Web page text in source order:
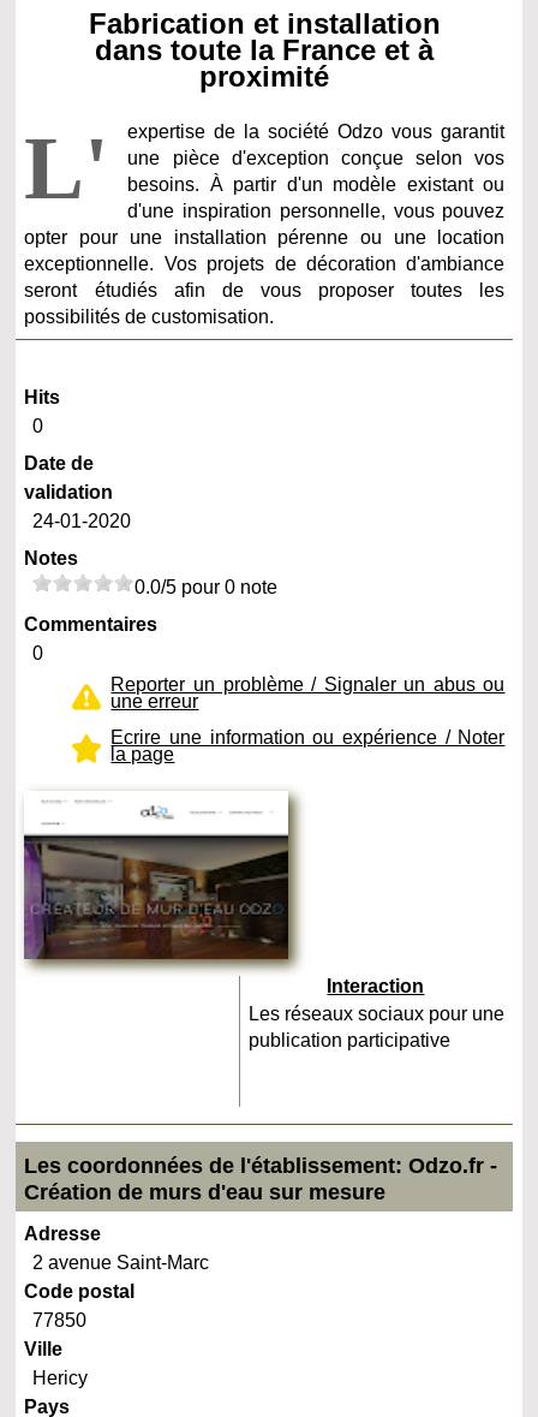
Fabrication et installation
dans toute la France et à
proximité
L'
expertise de la société Odzo vous garantit
une pièce d'exception conçue selon vos
besoins. À partir d'un modèle existant ou
d'une inspiration personnelle, vous pouvez
opter pour une installation pérenne ou une location
exceptionnelle. Vos projets de décoration d'ambiance
seront étudiés afin de vous proposer toutes les
possibilités de customisation.
Hits
0
Date de
validation
24-01-2020
Notes
0.0/5 pour 0 note
Commentaires
0
Reporter un problème / Signaler un abus ou
une erreur
Ecrire une information ou expérience / Noter
la page
Interaction
Les réseaux sociaux pour une
publication participative
Les coordonnées de l'établissement: Odzo.fr -
Création de murs d'eau sur mesure
Adresse
2 avenue Saint-Marc
Code postal
77850
Ville
Hericy
Pays